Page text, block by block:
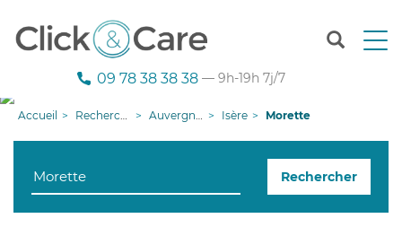
T
n
g
09 78 38 38 38 — 9h-19h 7j/7
Accueil Recherche aide à domicile Auvergne-Rhône-Alpes Isère Morette
Rechercher